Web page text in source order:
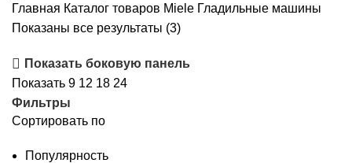
Главная Каталог товаров Miele Гладильные машины
Показаны все результаты (3)Цены:
возрастанию
Показать боковую панель
Показать 9 12 18 24
Фильтры
Сортировать по
Популярность